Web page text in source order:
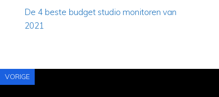
De 4 beste budget studio monitoren van
2021
VORIGE